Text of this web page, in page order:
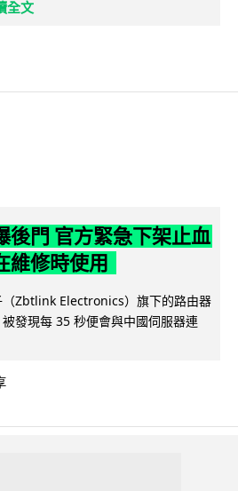
全文
後門 官方緊急下架止血
維修時使用
（Zbtlink Electronics）旗下的路由器
發現每 35 秒便會與中國伺服器連